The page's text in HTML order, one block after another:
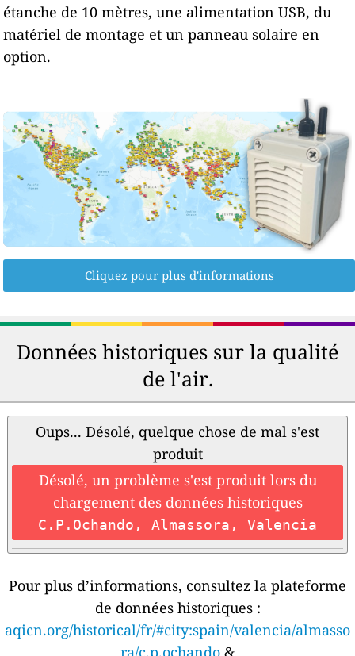
étanche de 10 mètres, une alimentation USB, du
matériel de montage et un panneau solaire en
option.
Cliquez pour plus d'informations
Données historiques sur la qualité
de l'air.
Oups... Désolé, quelque chose de mal s'est
produit
Désolé, un problème s'est produit lors du
chargement des données historiques
C.P.Ochando, Almassora, Valencia
Pour plus d’informations, consultez la plateforme
de données historiques :
aqicn.org/historical/fr/#city:spain/valencia/almasso
ra/c.p.ochando &